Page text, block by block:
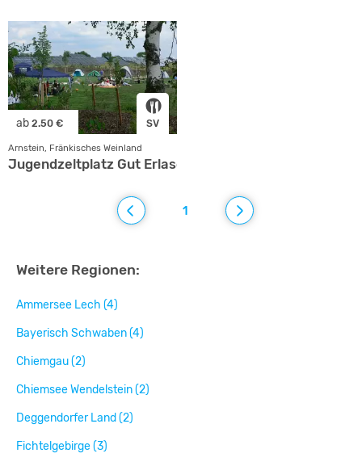
ab 2.50 € SV
Arnstein, Fränkisches Weinland
Jugendzeltplatz Gut Erlasee
1
Weitere Regionen:
Ammersee Lech (4)
Bayerisch Schwaben (4)
Chiemgau (2)
Chiemsee Wendelstein (2)
Deggendorfer Land (2)
Fichtelgebirge (3)